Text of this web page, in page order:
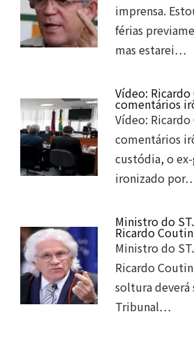
imprensa.
férias
mas estarei…
Vídeo:
comentários
Vídeo:
comentários
custódia, o
ironizado
Ministro do
Ricardo
Ministro do
Ricardo
soltura
Tribunal…